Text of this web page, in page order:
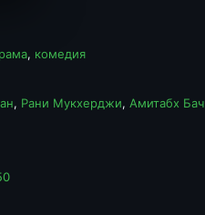
, комедия
, Рани Мукхерджи, Амитабх